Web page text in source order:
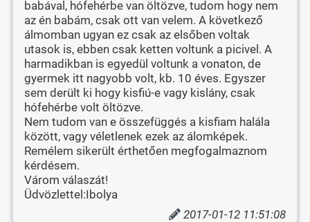
babával, hófehérbe van öltözve, tudom hogy nem
az én babám, csak ott van velem. A következő
álmomban ugyan ez csak az elsőben voltak
utasok is, ebben csak ketten voltunk a picivel. A
harmadikban is egyedül voltunk a vonaton, de
gyermek itt nagyobb volt, kb. 10 éves. Egyszer
sem derült ki hogy kisfiú-e vagy kislány, csak
hófehérbe volt öltözve.
Nem tudom van e összefüggés a kisfiam halála
között, vagy véletlenek ezek az álomképek.
Remélem sikerült érthetően megfogalmaznom
kérdésem.
Várom válaszát!
Üdvözlettel:Ibolya
2017-01-12 11:51:08